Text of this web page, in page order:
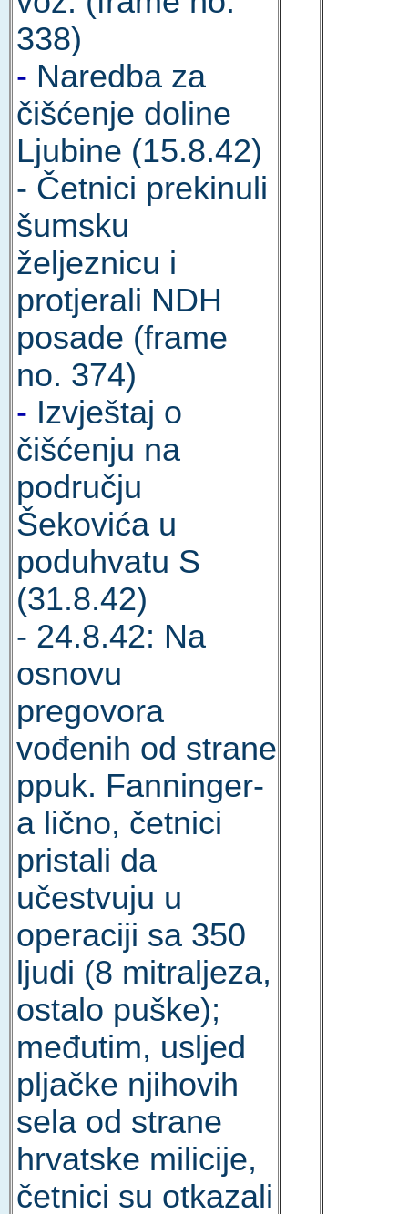
338)
- Naredba za
čišćenje doline
Ljubine (15.8.42)
- Četnici prekinuli
šumsku
željeznicu i
protjerali NDH
posade (frame
no. 374)
- Izvještaj o
čišćenju na
području
Šekovića u
poduhvatu S
(31.8.42)
- 24.8.42: Na
osnovu
pregovora
vođenih od strane
ppuk. Fanninger-
a lično, četnici
pristali da
učestvuju u
operaciji sa 350
ljudi (8 mitraljeza,
ostalo puške);
međutim, usljed
pljačke njihovih
sela od strane
hrvatske milicije,
četnici su otkazali